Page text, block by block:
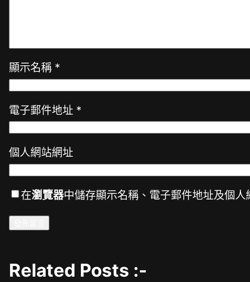
顯示名稱 *
電子郵件地址 *
個人網站網址
在瀏覽器中儲存顯示名稱、電子郵件地址及個
Related Posts :-